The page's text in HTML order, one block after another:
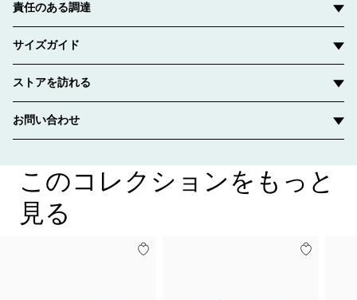
責任のある調達
サイズガイド
ストアを訪れる
お問い合わせ
このコレクションをもっと
見る